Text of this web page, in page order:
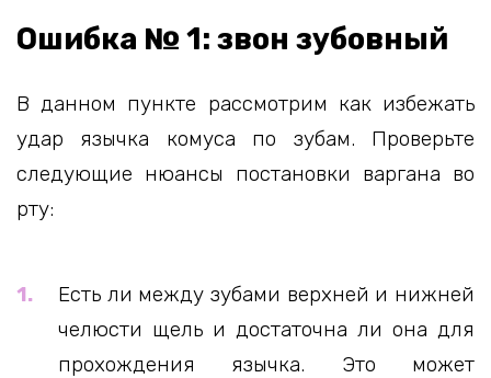
Ошибка № 1: звон зубовный
В данном пункте рассмотрим как избежать
удар язычка комуса по зубам. Проверьте
следующие нюансы постановки варгана во
рту:
Есть ли между зубами верхней и нижней
челюсти щель и достаточна ли она для
прохождения язычка. Это может